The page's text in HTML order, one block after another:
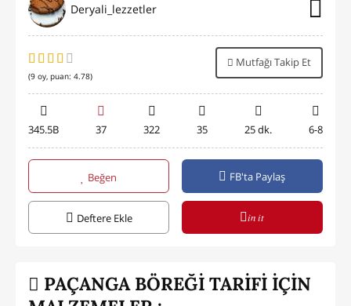
Deryali_lezzetler
(9 oy, puan: 4.78)
Mutfağı Takip Et
345.5B 37 322 35 25 dk. 6-8
Beğen FB'ta Paylaş
Deftere Ekle in it
PAÇANGA BÖREĞİ TARİFİ İÇİN